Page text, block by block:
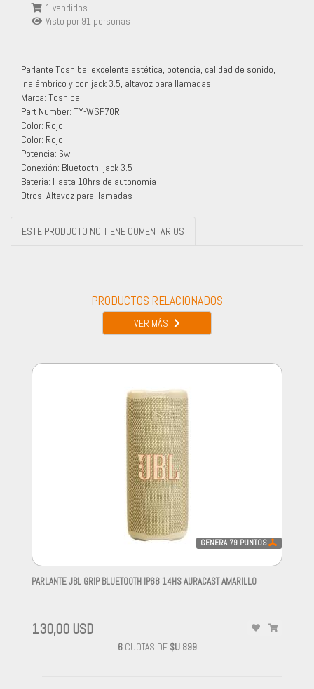
1 vendidos
Visto por 91 personas
Parlante Toshiba, excelente estética, potencia, calidad de sonido,
inalámbrico y con jack 3.5, altavoz para llamadas
Marca: Toshiba
Part Number: TY-WSP70R
Color: Rojo
Color: Rojo
Potencia: 6w
Conexión: Bluetooth, jack 3.5
Bateria: Hasta 10hrs de autonomía
Otros: Altavoz para llamadas
ESTE PRODUCTO NO TIENE COMENTARIOS
PRODUCTOS RELACIONADOS
VER MÁS
GENERA 79 PUNTOS
PARLANTE JBL GRIP BLUETOOTH IP68 14HS AURACAST AMARILLO
130,00 USD
6CUOTAS DE $U 899